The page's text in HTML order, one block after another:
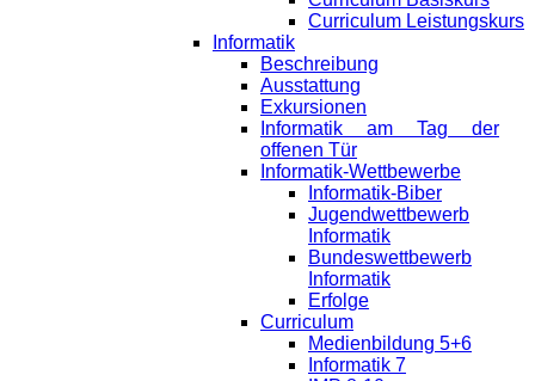
Curriculum Leistungskurs
Informatik
Beschreibung
Ausstattung
Exkursionen
Informatik am Tag der
offenen Tür
Informatik-Wettbewerbe
Informatik-Biber
Jugendwettbewerb
Informatik
Bundeswettbewerb
Informatik
Erfolge
Curriculum
Medienbildung 5+6
Informatik 7